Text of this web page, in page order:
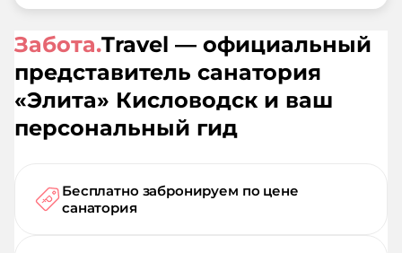
Забота.Travel — официальный
представитель санатория
«Элита» Кисловодск и ваш
персональный гид
Бесплатно забронируем по цене
санатория